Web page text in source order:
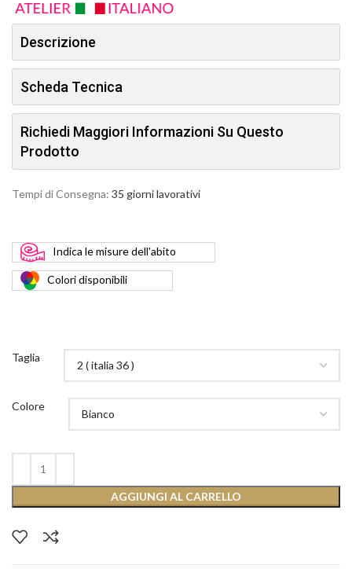
Descrizione
Scheda Tecnica
Richiedi Maggiori Informazioni Su Questo
Prodotto
Tempi di Consegna: 35 giorni lavorativi
Indica le misure dell'abito
Coloridisponibili
Taglia
Colore
AGGIUNGI AL CARRELLO